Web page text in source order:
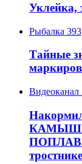
Уклейка,
Рыбалка 393
Тайные
Видеоканал